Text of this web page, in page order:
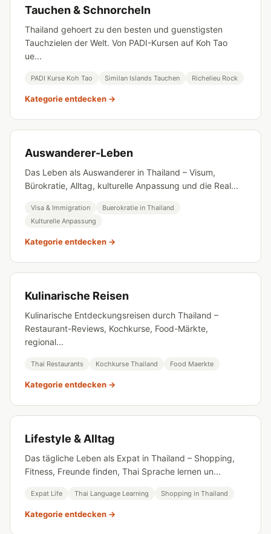
Tauchen & Schnorcheln
Thailand gehoert zu den besten und guenstigsten
Tauchzielen der Welt. Von PADI-Kursen auf Koh Tao
ue...
PADI Kurse Koh Tao Similan Islands Tauchen Richelieu Rock
Kategorie entdecken →
Auswanderer-Leben
Das Leben als Auswanderer in Thailand – Visum,
Bürokratie, Alltag, kulturelle Anpassung und die Real...
Visa & Immigration
Buerokratie in Thailand
Kulturelle Anpassung
Kategorie entdecken →
Kulinarische Reisen
Kulinarische Entdeckungsreisen durch Thailand –
Restaurant-Reviews, Kochkurse, Food-Märkte,
regional...
Thai Restaurants Kochkurse Thailand Food Maerkte
Kategorie entdecken →
Lifestyle & Alltag
Das tägliche Leben als Expat in Thailand – Shopping,
Fitness, Freunde finden, Thai Sprache lernen un...
Expat Life Thai Language Learning Shopping in Thailand
Kategorie entdecken →